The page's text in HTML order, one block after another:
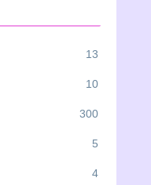
13
10
300
5
4